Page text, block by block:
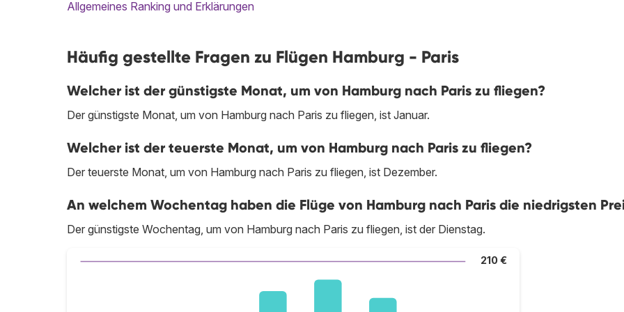
Allgemeines Ranking und Erklärungen
Häufig gestellte Fragen zu Flügen Hamburg - Paris
Welcher ist der günstigste Monat, um von Hamburg nach Paris zu fliegen?
Der günstigste Monat, um von Hamburg nach Paris zu fliegen, ist Januar.
Welcher ist der teuerste Monat, um von Hamburg nach Paris zu fliegen?
Der teuerste Monat, um von Hamburg nach Paris zu fliegen, ist Dezember.
An welchem Wochentag haben die Flüge von Hamburg nach Paris die niedrigsten
Der günstigste Wochentag, um von Hamburg nach Paris zu fliegen, ist der Dienstag.
210 €